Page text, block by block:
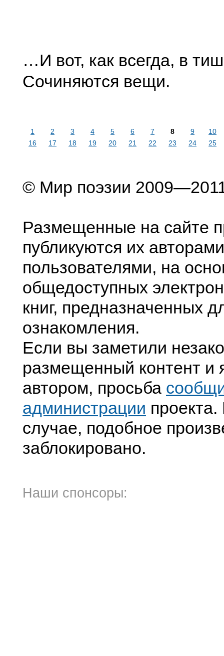
…И вот, как всегда, в
Сочиняются вещи.
1 2 3 4 5 6 7 8 9
10
16
17 18 19 20 21 22 23 24 25
© Мир поэзии
Размещенные на сайте
публикуются их
пользователями, на
общедоступных
книг, предназначенных
ознакомления.
Если вы заметили
размещенный контент и
автором, просьба
администрации
случае, подобное
заблокировано.
Наши спонсоры: